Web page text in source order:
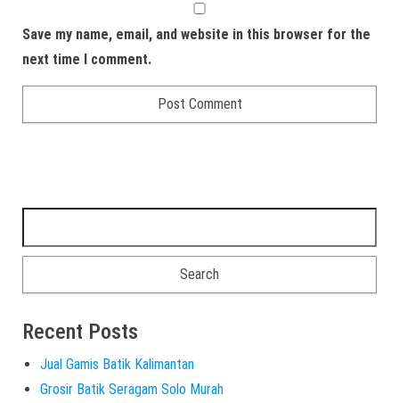
Save my name, email, and website in this browser for the
next time I comment.
Recent Posts
Jual Gamis Batik Kalimantan
Grosir Batik Seragam Solo Murah